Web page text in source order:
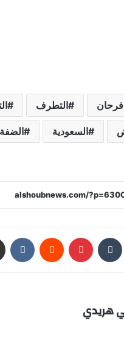
فرحان التطرف
السعودية الضفة
هريدي